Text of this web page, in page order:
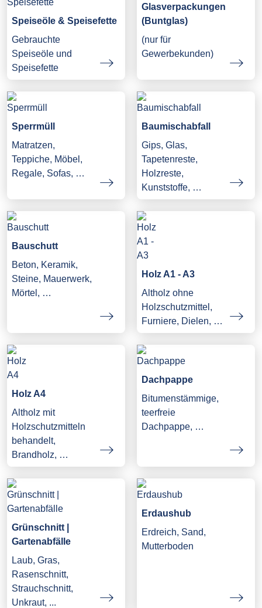
Speiseöle & Speisefette
Gebrauchte
Speiseöle und
Speisefette
Glasverpackungen
(Buntglas)
(nur für
Gewerbekunden)
Sperrmüll
Matratzen,
Teppiche, Möbel,
Regale, Sofas, …
Baumischabfall
Gips, Glas,
Tapetenreste,
Holzreste,
Kunststoffe, …
Bauschutt
Beton, Keramik,
Steine, Mauerwerk,
Mörtel, …
Holz A1 - A3
Altholz ohne
Holzschutzmittel,
Furniere, Dielen, …
Holz A4
Altholz mit
Holzschutzmitteln
behandelt,
Brandholz, …
Dachpappe
Bitumenstämmige,
teerfreie
Dachpappe, …
Grünschnitt |
Gartenabfälle
Laub, Gras,
Rasenschnitt,
Strauchschnitt,
Unkraut, ...
Erdaushub
Erdreich, Sand,
Mutterboden